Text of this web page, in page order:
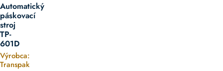
Automatický
páskovací
stroj
TP-
601D
Výrobca:
Transpak